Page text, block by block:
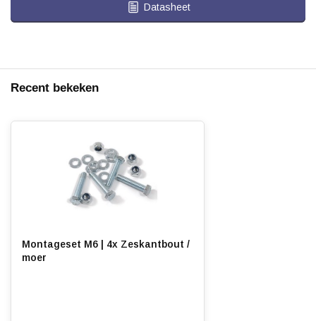
Datasheet
Recent bekeken
Montageset M6 | 4x Zeskantbout /
moer